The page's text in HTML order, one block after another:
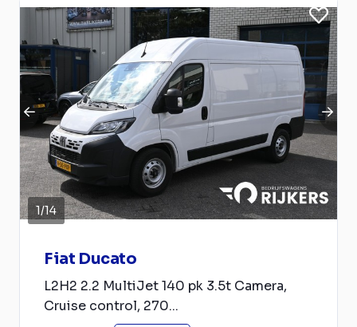
1/14
Fiat Ducato
L2H2 2.2 MultiJet 140 pk 3.5t Camera,
Cruise control, 270...